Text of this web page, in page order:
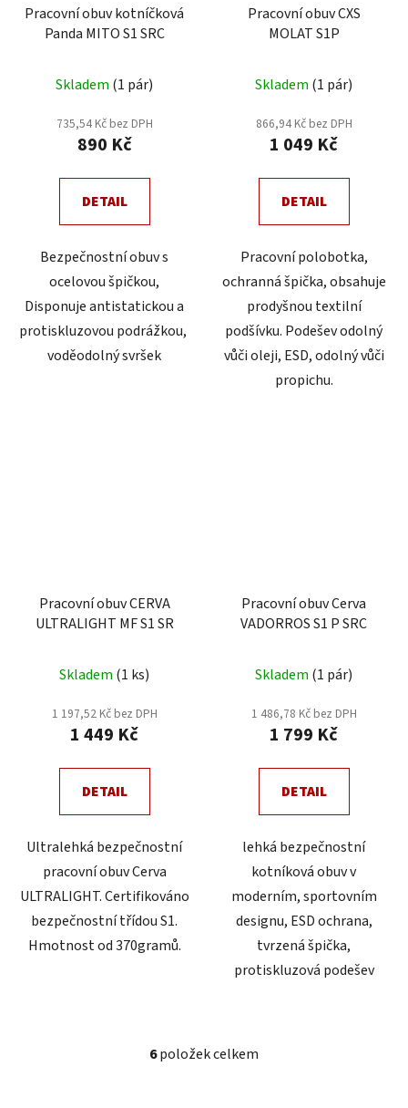
Pracovní obuv kotníčková
Panda MITO S1 SRC
hodnocení
produktu
je
z
Skladem (1 pár)
735,54 Kč bez DPH
890 Kč
DETAIL
Bezpečnostní obuv s
ocelovou špičkou,
Disponuje antistatickou a
protiskluzovou podrážkou,
voděodolný svršek
Pracovní obuv CXS
MOLAT S1P
Skladem (1 pár)
866,94 Kč bez DPH
1 049 Kč
DETAIL
Pracovní polobotka,
ochranná špička, obsahuje
prodyšnou textilní
podšívku. Podešev odolný
vůči oleji, ESD, odolný vůči
propichu.
Pracovní obuv CERVA
ULTRALIGHT MF S1 SR
Skladem (1 ks)
1 197,52 Kč bez DPH
1 449 Kč
DETAIL
Ultralehká bezpečnostní
pracovní obuv Cerva
ULTRALIGHT. Certifikováno
bezpečnostní třídou S1.
Hmotnost od 370gramů.
Pracovní obuv Cerva
VADORROS S1 P SRC
Skladem (1 pár)
1 486,78 Kč bez DPH
1 799 Kč
DETAIL
lehká bezpečnostní
kotníková obuv v
moderním, sportovním
designu, ESD ochrana,
tvrzená špička,
protiskluzová podešev
O
6položek celkem